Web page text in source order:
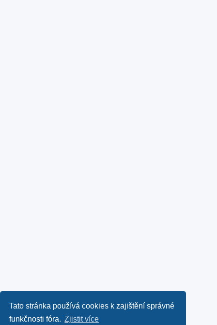
Tato stránka používá cookies k zajištění správné
funkčnosti fóra. Zjistit více